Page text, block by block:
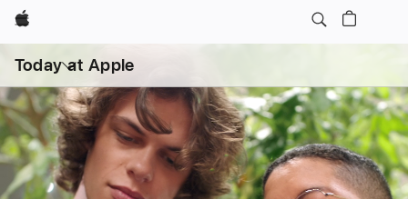
Apple
Today at Apple
单